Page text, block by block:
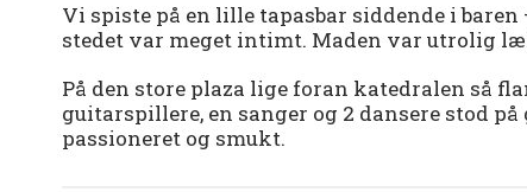
Vi spiste på en lille tapasbar siddende i
stedet var meget intimt. Maden var utrolig
På den store plaza lige foran katedralen så
guitarspillere, en sanger og 2 dansere stod
passioneret og smukt.